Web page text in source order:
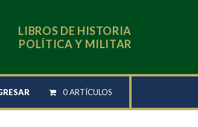
LIBROS DE HISTORIA
POLÍTICA Y MILITAR
0 ARTÍCULOS